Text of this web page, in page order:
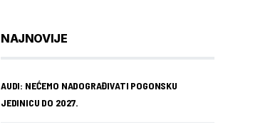
NAJNOVIJE
AUDI: NEĆEMO NADOGRAĐIVATI POGONSKU
JEDINICU DO 2027.